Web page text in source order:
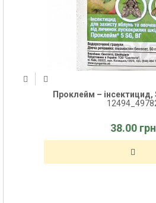
Проклейм – інсектицид,
38.00 грн